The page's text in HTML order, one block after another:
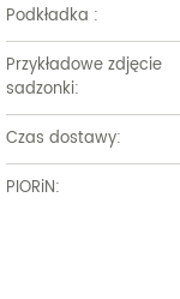
Podkładka :
Przykładowe zdjęcie
sadzonki:
Czas dostawy:
PIORiN: